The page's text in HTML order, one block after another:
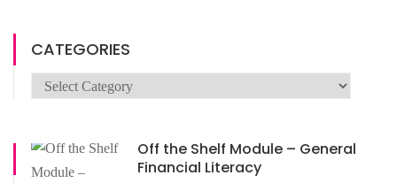
CATEGORIES
Off the Shelf Module – General
Financial Literacy